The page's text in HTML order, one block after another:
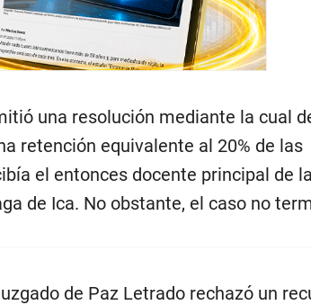
una resolución mediante la cual
retención equivalente al 20% de las
el entonces docente principal de la
de Ica. No obstante, el caso no
de Paz Letrado rechazó un